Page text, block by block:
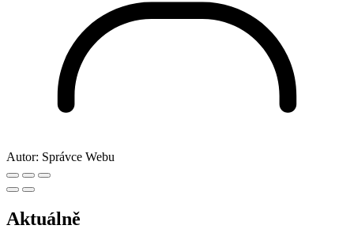
Autor: Správce Webu
Aktuálně